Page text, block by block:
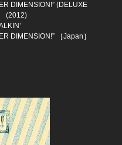
DIMENSION!” (DELUXE
(2012)
DIMENSION!” ［Japan］